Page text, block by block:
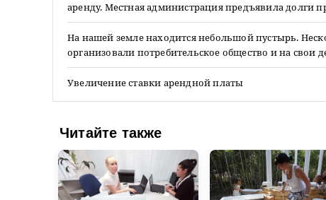
аренду. Местная администрация предъявила долги
На нашей земле находится небольшой пустырь.
организовали потребительское общество и на свои
Увеличение ставки арендной платы
Читайте также